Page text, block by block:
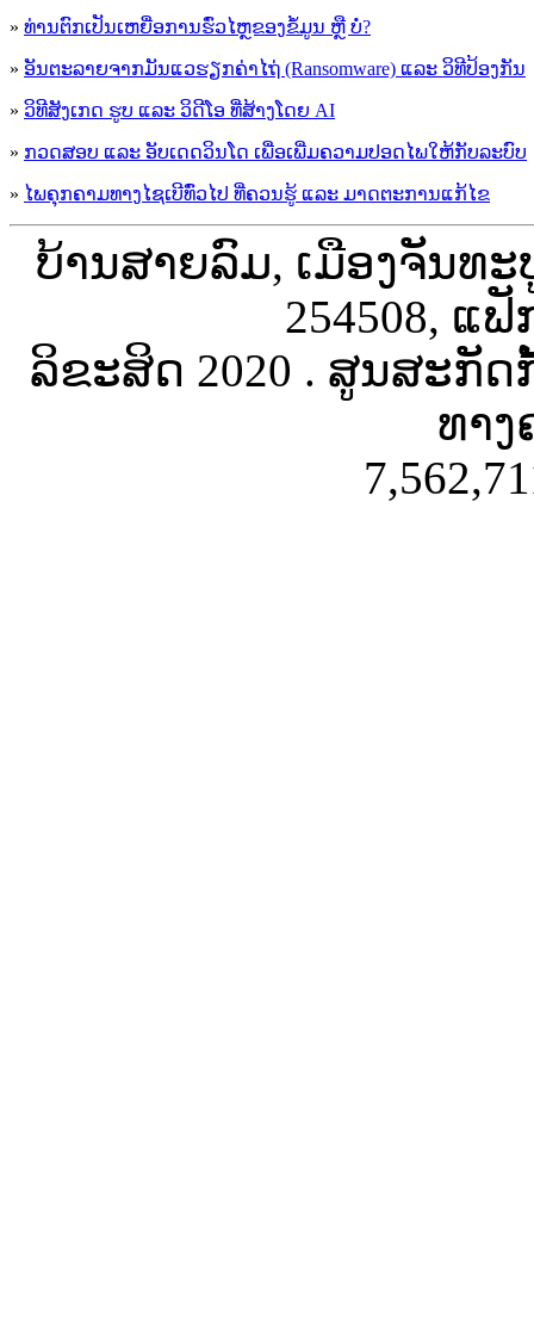
» ທ່ານຕົກເປັນເຫຍື່ອການຮົ່ວໄຫຼຂອງຂໍ້ມູນ ຫຼື ບໍ່?
» ອັນຕະລາຍຈາກມັນແວຮຽກຄ່າໄຖ່ (Ransomware) ແລະ ວິທີປ້ອງກັນ
» ວິທີສັງເກດ ຮູບ ແລະ ວິດີໂອ ທີ່ສ້າງໂດຍ AI
» ກວດສອບ ແລະ ອັບເດດວິນໂດ ເພື່ອເພີ່ມຄວາມປອດໄພໃຫ້ກັບລະບົບ
» ໄພຄຸກຄາມທາງໄຊເບີທົ່ວໄປ ທີ່ຄວນຮູ້ ແລະ ມາດຕະການແກ້ໄຂ
ບ້ານສາຍລົມ, ເມືອງຈັນທະ
254508, ແຟັ
ລິຂະສິດ 2020 . ສູນສະກັ
ທາງ